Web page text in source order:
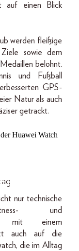
auf einen Blick
werden fleißige
sowie dem
belohnt.
und Fußball
GPS-
Natur als auch
getrackt.
nur technische
und
mit einem
auch auf die
die im Alltag